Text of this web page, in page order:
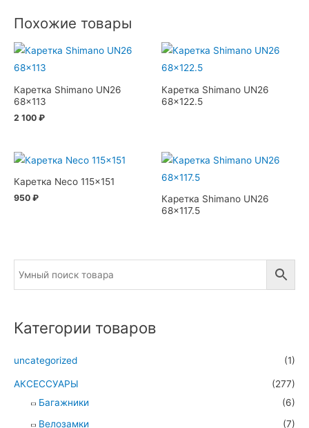
Похожие товары
Каретка Shimano UN26
68×113
2 100 ₽
Каретка Shimano UN26
68×122.5
Каретка Neco 115×151
950 ₽
Каретка Shimano UN26
68×117.5
Категории товаров
uncategorized (1)
АКСЕССУАРЫ
(277)
Багажники
(6)
Велозамки
(7)